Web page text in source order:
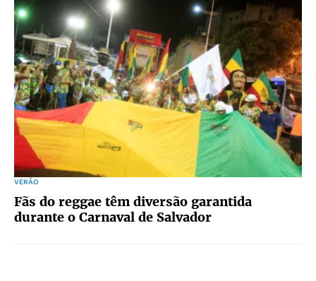
VERÃO
Fãs do reggae têm diversão garantida
durante o Carnaval de Salvador